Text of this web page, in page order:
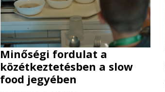
Minőségi fordulat a
közétkeztetésben a slow
food jegyében